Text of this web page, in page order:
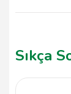
Sıkça